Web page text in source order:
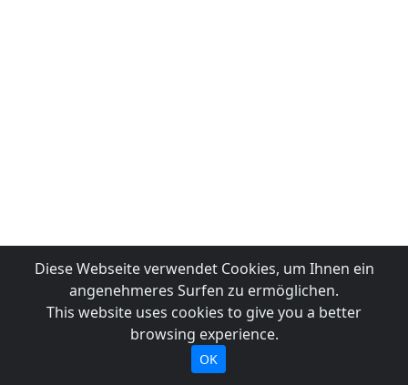
Diese Webseite verwendet Cookies, um Ihnen ein
angenehmeres Surfen zu ermöglichen.
This website uses cookies to give you a better
browsing experience.
OK